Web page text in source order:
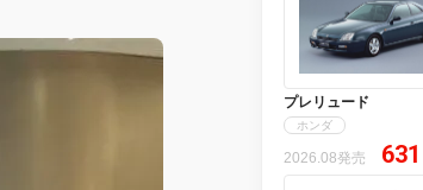
プレリュード
ホンダ
2026.08発売 631